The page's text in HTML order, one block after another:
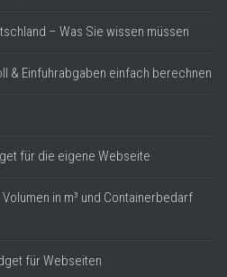
– Was Sie wissen müssen
& Einfuhrabgaben einfach berechnen
für die eigene Webseite
in m³ und Containerbedarf
für Webseiten